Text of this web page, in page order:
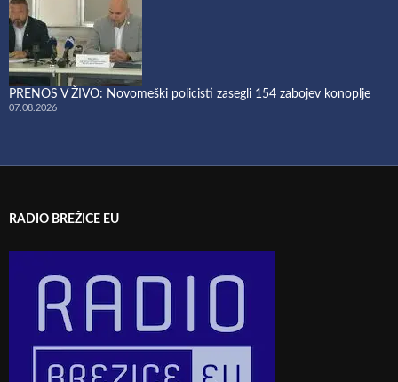
PRENOS V ŽIVO: Novomeški policisti zasegli 154 zabojev konoplje
07.08.2026
RADIO BREŽICE EU